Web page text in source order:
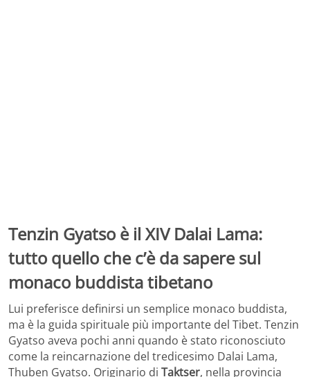
Tenzin Gyatso è il XIV Dalai Lama:
tutto quello che c’è da sapere sul
monaco buddista tibetano
Lui preferisce definirsi un semplice monaco buddista,
ma è la guida spirituale più importante del Tibet. Tenzin
Gyatso aveva pochi anni quando è stato riconosciuto
come la reincarnazione del tredicesimo Dalai Lama,
Thuben Gyatso. Originario di Taktser, nella provincia